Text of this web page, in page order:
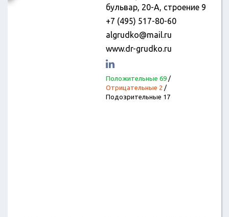
бульвар, 20-А, строение 9
+7 (495) 517-80-60
algrudko@mail.ru
www.dr-grudko.ru
Положительные 69/
Отрицательные 2 /
Подозрительные 17